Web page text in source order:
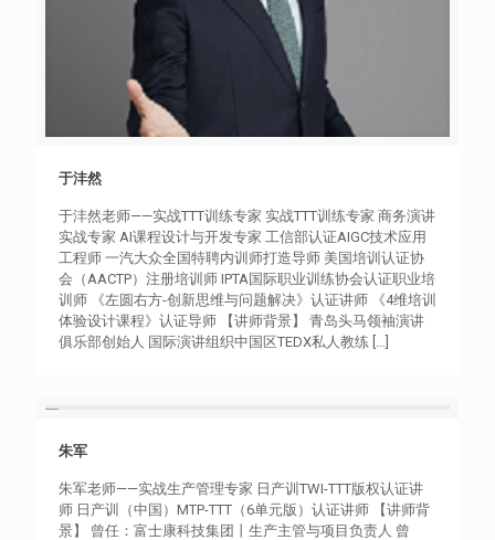
于沣然
于沣然老师——实战TTT训练专家 实战TTT训练专家 商务演讲
实战专家 AI课程设计与开发专家 工信部认证AIGC技术应用
工程师 一汽大众全国特聘内训师打造导师 美国培训认证协
会（AACTP）注册培训师 IPTA国际职业训练协会认证职业培
训师 《左圆右方-创新思维与问题解决》认证讲师 《4维培训
体验设计课程》认证导师 【讲师背景】 青岛头马领袖演讲
俱乐部创始人 国际演讲组织中国区TEDX私人教练 […]
朱军
朱军老师——实战生产管理专家 日产训TWI-TTT版权认证讲
师 日产训（中国）MTP-TTT（6单元版）认证讲师 【讲师背
景】 曾任：富士康科技集团丨生产主管与项目负责人 曾